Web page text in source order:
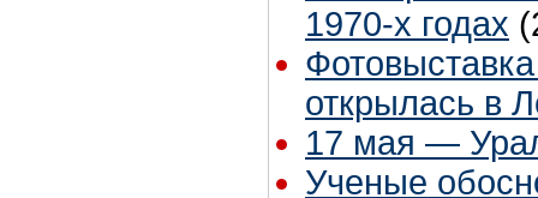
1970-х годах
открылась в
17 мая —
Ученые